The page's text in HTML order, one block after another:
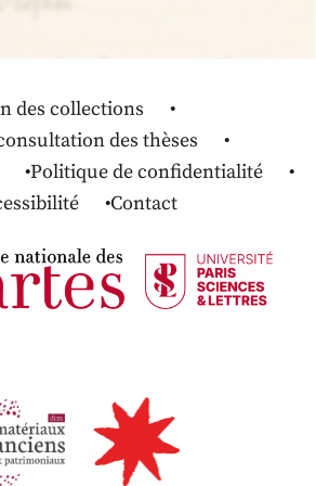
des collections
des thèses
Politique de confidentialité
Contact